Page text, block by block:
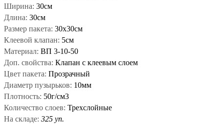
Ширина: 30см
Длина: 30см
Размер пакета: 30x30см
Клеевой клапан: 5см
Материал: ВП 3-10-50
Доп. свойства: Клапан с клеевым слоем
Цвет пакета: Прозрачный
Диаметр пузырьков: 10мм
Плотность: 50г/см3
Количество слоев: Трехслойные
На складе: 325 уп.